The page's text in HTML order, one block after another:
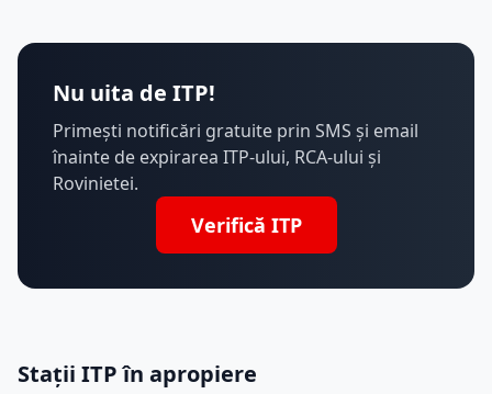
Nu uita de ITP!
Primești notificări gratuite prin SMS și email
înainte de expirarea ITP-ului, RCA-ului și
Rovinietei.
Verifică ITP
Stații ITP în apropiere